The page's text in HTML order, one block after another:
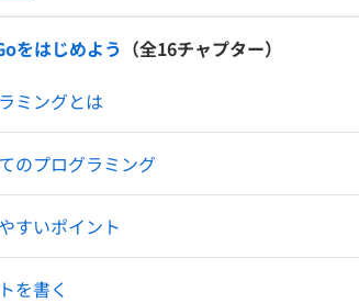
学校向けプラン
をはじめよう （全16チャプター）
ミングとは
のプログラミング
すいポイント
を書く